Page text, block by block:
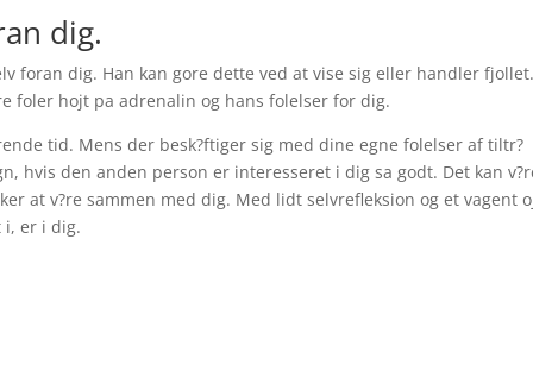
dig.
foran dig. Han kan gore dette ved at vise sig eller handler
foler hojt pa adrenalin og hans folelser for dig.
tid. Mens der besk?ftiger sig med dine egne folelser af tiltr?
hvis den anden person er interesseret i dig sa godt. Det kan
at v?re sammen med dig. Med lidt selvrefleksion og et vagent
i, er i dig.